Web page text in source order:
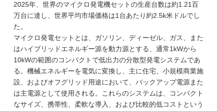
2025年、世界のマイクロ発電機セットの生産台数は約1.21百
万台に達し、世界平均市場価格は1台あたり約2.5k米ドルでし
た。
マイクロ発電セットとは、ガソリン、ディーゼル、ガス、また
はハイブリッドエネルギー源を動力源とする、通常1kWから
10kWの範囲のコンパクトで低出力の分散型発電システムであ
る。機械エネルギーを電気に変換し、主に住宅、小規模商業施
設、およびオフグリッド用途において、バックアップ電源また
は主電源として使用される。これらのシステムは、コンパクト
なサイズ、携帯性、柔軟な導入、および比較的低コストという